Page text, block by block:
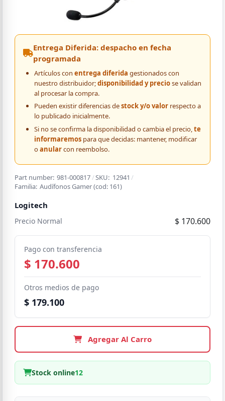
Entrega Diferida: despacho en fecha
programada
Artículos con entrega diferida gestionados con
nuestro distribuidor;disponibilidad y preciose validan
al procesar la compra.
Pueden existir diferencias destock y/o valorrespecto a
lo publicado inicialmente.
Si no se confirma la disponibilidad o cambia el precio,te
informaremospara que decidas: mantener, modificar
oanularcon reembolso.
Part number: 981-000817 /SKU: 12941 /
Familia: Audífonos Gamer(cod: 161)
Logitech
Precio Normal $ 170.600
Pago con transferencia
$ 170.600
Otros medios de pago
$ 179.100
Agregar Al Carro
Stock online12